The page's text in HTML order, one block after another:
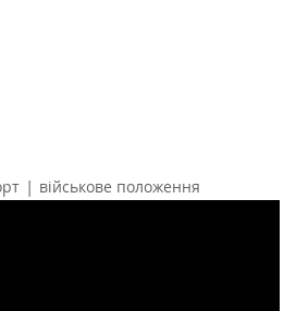
| військове положення